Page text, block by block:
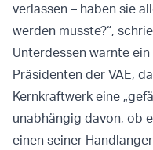
verlassen – haben sie
werden musste?“,
Unterdessen warnte
Präsidenten der VAE,
Kernkraftwerk eine
unabhängig davon, ob
einen seiner